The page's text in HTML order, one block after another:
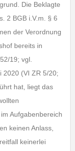
Die Beklagte
2 BGB i.V.m. § 6
der Verordnung
bereits in
19; vgl.
2020 (VI ZR 5/20;
hat, liegt das
Aufgabenbereich
keinen Anlass,
keinerlei